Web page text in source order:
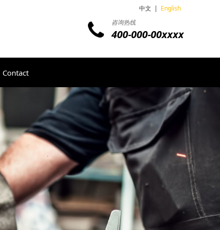
中文 | English
咨询热线
400-000-00xxxx
Contact